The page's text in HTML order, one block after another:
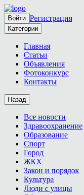
Войти Регистрация
Категории
Главная
Статьи
Объявления
Фотоконкурс
Контакты
Назад
Все новости
Здравоохранение
Образование
Спорт
Город
ЖКХ
Закон и порядок
Культура
Люди с улицы